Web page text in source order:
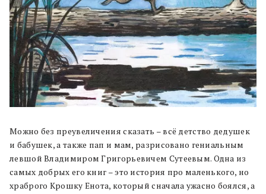
Можно без преувеличения сказать – всё детство дедушек
и бабушек, а также пап и мам, разрисовано гениальным
левшой Владимиром Григорьевичем Сутеевым. Одна из
самых добрых его книг – это история про маленького, но
храброго Крошку Енота, который сначала ужасно боялся, а